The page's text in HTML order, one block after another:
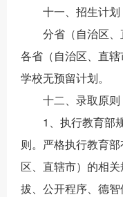
十一、招生计划
分省（自治区
各省（自治区、直
学校无预留计划。
十二、录取原则
1、执行教育部
则。严格执行教育
区、直辖市）的相
拔、公开程序、德